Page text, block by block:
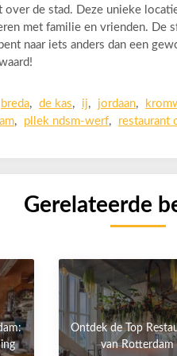
over de stad. Deze unieke
met familie en vrienden. De
naar iets anders dan een
breda, de kas, ij, jordaan,
, pllek ndsm-werf, restaurant
Gerelateerde
Ontdek de Top
van Rotterdam